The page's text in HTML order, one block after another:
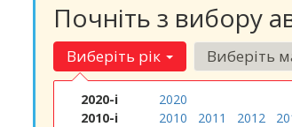
Почніть з вибору
Виберіть рік
2020-і
2020
2010-і
2010 2011 2012
Виберіть